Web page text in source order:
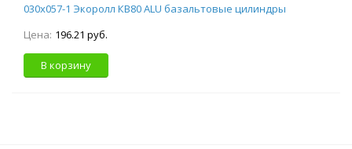
030х057-1 Экоролл КВ80 ALU базальтовые цилиндры
Цена: 196.21 руб.
В корзину